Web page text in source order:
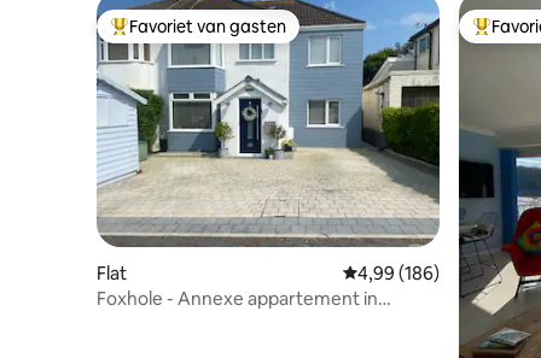
Topfavoriet van gasten
Favoriet van gasten
Flat Gemiddelde
4,99 (186)
Foxhole - Annexe appartement in